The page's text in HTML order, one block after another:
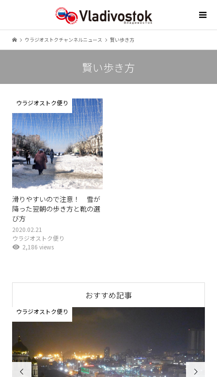
ウラジオストクチャンネルニュース 賢い歩き方
賢い歩き方
ウラジオストク便り
滑りやすいので注意！ 雪が
降った翌朝の歩き方と靴の選
び方
2020.02.21
ウラジオストク便り
2,186 views
おすすめ記事

ウラジオストク便り
